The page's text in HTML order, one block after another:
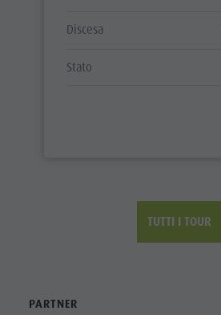
Discesa
Stato
TUTTI I TOUR
PARTNER